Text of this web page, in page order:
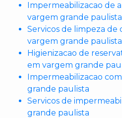
Impermeabilizacao de
vargem grande paulista
Servicos de limpeza de
vargem grande paulista
Higienizacao de
em vargem grande
Impermeabilizacao
grande paulista
Servicos de
grande paulista